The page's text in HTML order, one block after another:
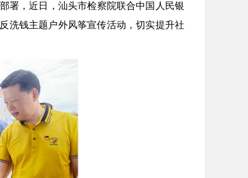
署，近日，汕头市检察院联合中国人民银
洗钱主题户外风筝宣传活动，切实提升社